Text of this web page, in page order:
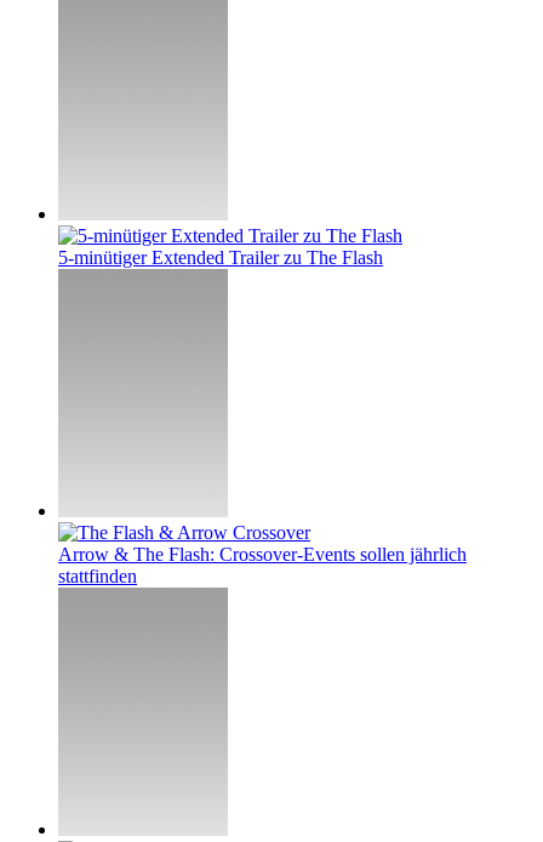
5-minütiger Extended Trailer zu The Flash
Arrow & The Flash: Crossover-Events sollen jährlich
stattfinden